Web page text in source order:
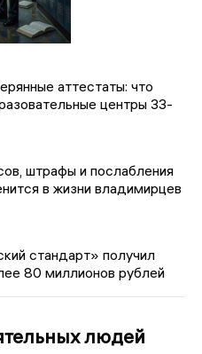
аттестаты: что
центры 33-
штрафы и послабления
в жизни владимирцев
стандарт» получил
80 миллионов рублей
людей